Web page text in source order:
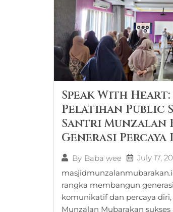
Speak With Heart:
Pelatihan Public
Santri Munzalan
Generasi Percaya
By Baba wee July 17,
rangka membangun
komunikatif dan percaya diri,
Munzalan Mubarakan sukses